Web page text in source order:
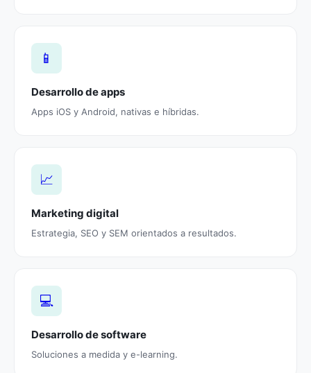
📱
Desarrollo de apps
Apps iOS y Android, nativas e híbridas.
📈
Marketing digital
Estrategia, SEO y SEM orientados a resultados.
💻
Desarrollo de software
Soluciones a medida y e-learning.